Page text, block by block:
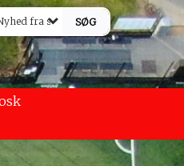
fra seniorafdelingen